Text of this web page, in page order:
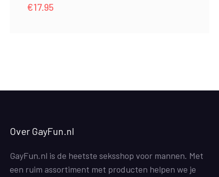
€17.95
Over GayFun.nl
GayFun.nl is de heetste seksshop voor mannen. Met
een ruim assortiment met producten helpen we je